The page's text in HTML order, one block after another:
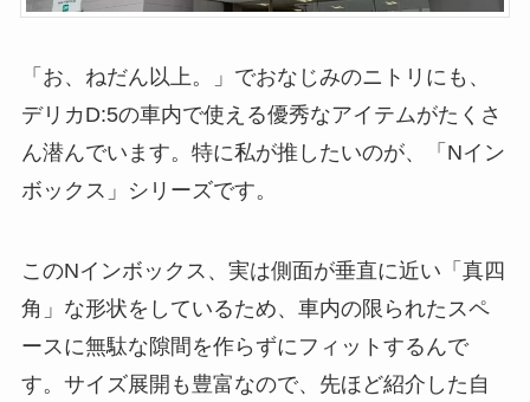
「お、ねだん以上。」でおなじみのニトリにも、
デリカD:5の車内で使える優秀なアイテムがたくさ
ん潜んでいます。特に私が推したいのが、「Nイン
ボックス」シリーズです。
このNインボックス、実は側面が垂直に近い「真四
角」な形状をしているため、車内の限られたスペ
ースに無駄な隙間を作らずにフィットするんで
す。サイズ展開も豊富なので、先ほど紹介した自